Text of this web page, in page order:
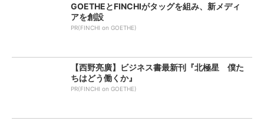
GOETHEとFINCHIがタッグを組み、新メディ
アを創設
PR(FINCHI on GOETHE)
【西野亮廣】ビジネス書最新刊『北極星 僕た
ちはどう働くか』
PR(FINCHI on GOETHE)